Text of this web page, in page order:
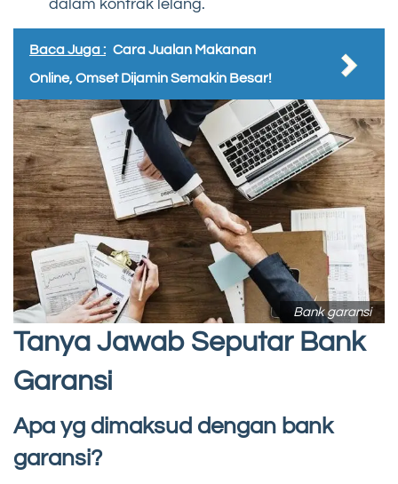
dalam kontrak lelang.
Baca Juga : Cara Jualan Makanan
Online, Omset Dijamin Semakin Besar!
Bank garansi
Tanya Jawab Seputar Bank
Garansi
Apa yg dimaksud dengan bank
garansi?